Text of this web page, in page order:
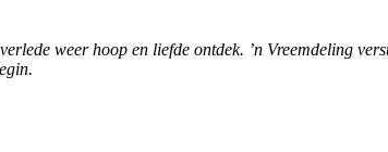
weer hoop en liefde ontdek. ’n Vreemdeling